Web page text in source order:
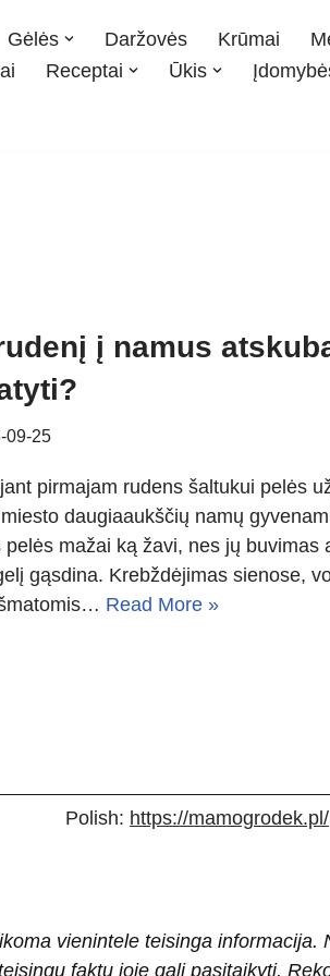
Gėlės Daržovės Krūmai
Receptai Ūkis
į namus
09-25
pirmajam rudens šaltukui pelės
daugiaaukščių namų
mažai ką žavi, nes jų
gąsdina. Krebždėjimas sienose,
Read More »
Polish: https://mamogrodek.pl/
vienintele teisinga informacija.
faktų joje gali pasitaikyti.